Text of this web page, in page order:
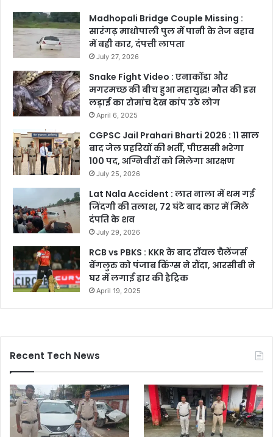
Madhopali Bridge Couple Missing :
सारंगढ़ माधोपाली पुल में पानी के तेज बहाव
में बही कार, दंपत्ती लापता
July 27, 2026
Snake Fight Video : एनाकोंडा और
मगरमच्छ की बीच हुआ महायुद्ध! मौत की इस
लड़ाई का रोमांच देख कांप उठे लोग
April 6, 2025
CGPSC Jail Prahari Bharti 2026 : 11 साल
बाद जेल प्रहरियों की भर्ती, पीएससी भरेगा
100 पद, अग्निवीरों को मिलेगा आरक्षण
July 25, 2026
Lat Nala Accident : लात नाला में थम गई
जिंदगी की तलाश, 72 घंटे बाद कार में मिले
दंपति के शव
July 29, 2026
RCB vs PBKS : KKR के बाद रॉयल चैलेंजर्स
बेंगलुरु को पंजाब किंग्स ने रौंदा, आरसीबी ने
घर में लगाई हार की हैट्रिक
April 19, 2025
Recent Tech News